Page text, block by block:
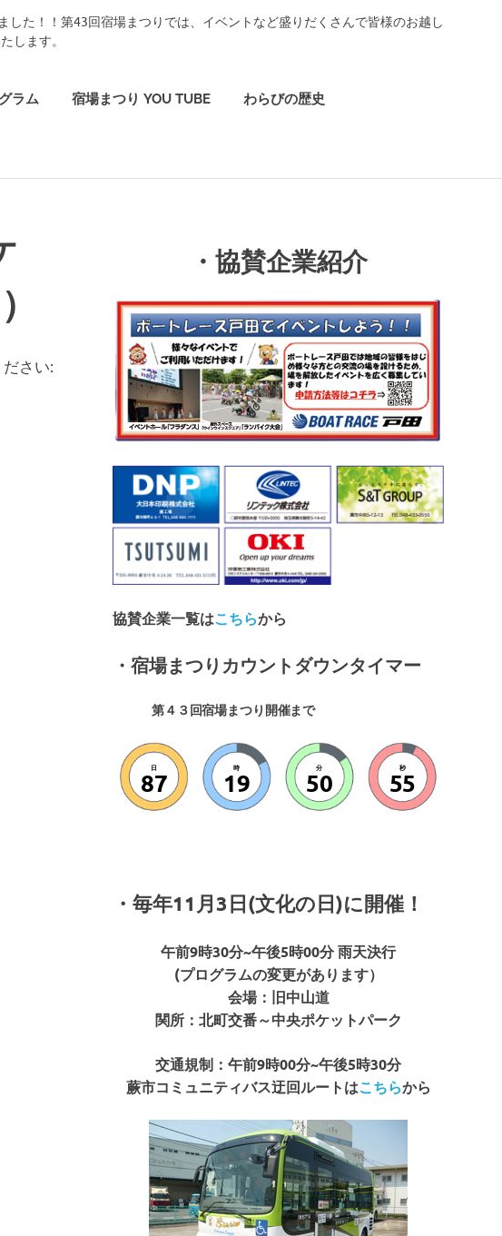
た！！第43回宿場まつりでは、イベントなど盛りだくさんで皆様のお越し
します。
ラム 宿場まつり YOU TUBE わらびの歴史
さい:
・協賛企業紹介
協賛企業一覧はこちらから
・宿場まつりカウントダウンタイマー
第４３回宿場まつり開催まで
日
87
時
19
分
50
秒
54
・毎年11月3日(文化の日)に開催！
午前9時30分~午後5時00分 雨天決行
(プログラムの変更があります）
会場：旧中山道
関所：北町交番～中央ポケットパーク
交通規制：午前9時00分~午後5時30分
蕨市コミュニティバス迂回ルートはこちらから